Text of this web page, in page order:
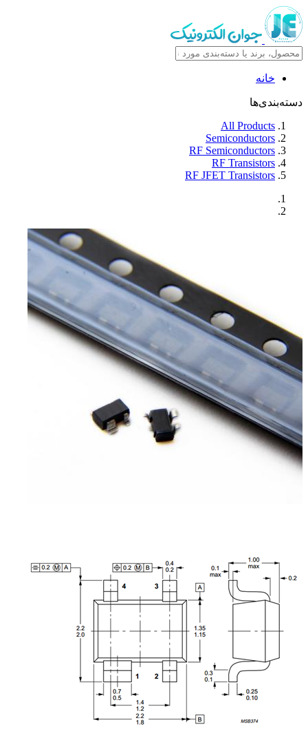
خانه
دسته‌بندی‌ها
All Products
Semiconductors
RF Semiconductors
RF Transistors
RF JFET Transistors